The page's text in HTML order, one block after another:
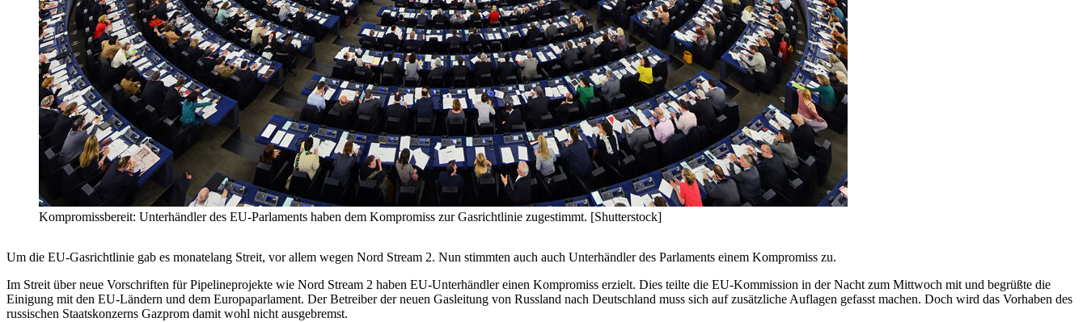
Kompromissbereit: Unterhändler des EU-Parlaments haben dem Kompromiss zur Gasrichtlinie zugestimmt. [Shutterstock]
Um die EU-Gasrichtlinie gab es monatelang Streit, vor allem wegen Nord Stream 2. Nun stimmten auch auch Unterhändler des Parlaments einem Kompromiss zu.
Im Streit über neue Vorschriften für Pipelineprojekte wie Nord Stream 2 haben EU-Unterhändler einen Kompromiss erzielt. Dies teilte die EU-Kommission in der Nacht zum Mittwoch mit und begrüßte die
Einigung mit den EU-Ländern und dem Europaparlament. Der Betreiber der neuen Gasleitung von Russland nach Deutschland muss sich auf zusätzliche Auflagen gefasst machen. Doch wird das Vorhaben des
russischen Staatskonzerns Gazprom damit wohl nicht ausgebremst.